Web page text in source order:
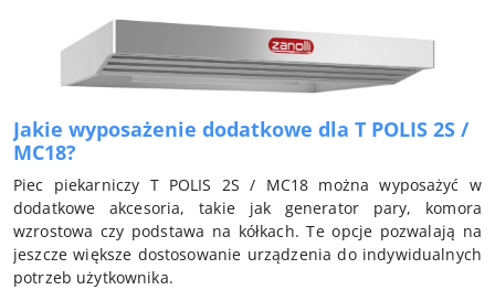
Jakie wyposażenie dodatkowe dla T POLIS 2S /
MC18?
Piec piekarniczy T POLIS 2S / MC18 można wyposażyć w
dodatkowe akcesoria, takie jak generator pary, komora
wzrostowa czy podstawa na kółkach. Te opcje pozwalają na
jeszcze większe dostosowanie urządzenia do indywidualnych
potrzeb użytkownika.